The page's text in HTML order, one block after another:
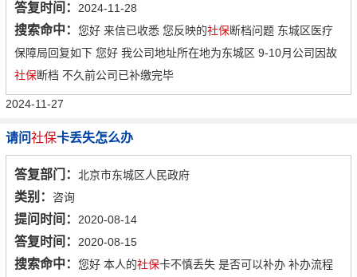
答复时间： 2024-11-28
搜索命中： 您好 来信已收悉 您反映的社保断档问题 东城区医疗
保障局回复如下 您好 我公司地址所在地为东城区 9-10月公司因故
社保断档 不久前公司已补缴完毕
2024-11-27
请问社保卡丢失怎么办
答复部门： 北京市东城区人民政府
类别： 咨询
提问时间： 2020-08-14
答复时间： 2020-08-15
搜索命中： 您好 本人的社保卡不慎丢失 是否可以补办 补办流程